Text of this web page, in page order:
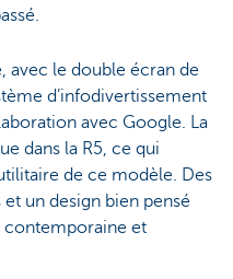
avec le double écran de
d’infodivertissement
avec Google. La
dans la R5, ce qui
de ce modèle. Des
un design bien pensé
contemporaine et